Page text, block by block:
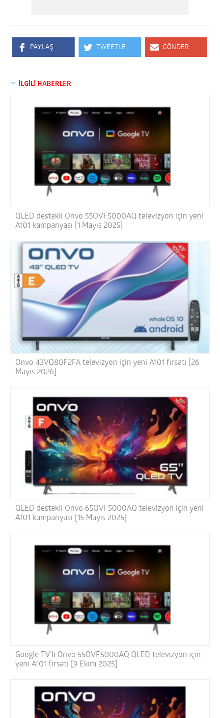
PAYLAŞ TWEETLE GÖNDER
İLGİLİ HABERLER
QLED destekli Onvo 55OVF5000AQ televizyon için yeni
A101 kampanyası [1 Mayıs 2025]
Onvo 43VQ80F2FA televizyon için yeni A101 fırsatı [26
Mayıs 2026]
QLED destekli Onvo 65OVF5000AQ televizyon için yeni
A101 kampanyası [15 Mayıs 2025]
Google TV’li Onvo 55OVF5000AQ QLED televizyon için
yeni A101 fırsatı [9 Ekim 2025]